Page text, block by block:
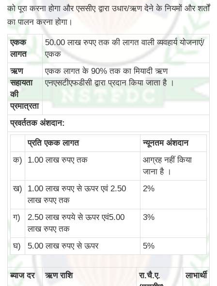
को पूरा करना होगा और एससीए द्वारा उधार/ऋण देने के नियमों और शर्तों
का पालन करना होगा।
एकक
लागत
50.00 लाख रुपए तक की लागत वाली व्‍यवहार्य योजनाएं/
एकक
ऋण
सहायता
की
प्रमात्रता
एकक लागत के 90% तक का मियादी ऋण
एनएसटीएफडीसी द्वारा प्रदान किया जाता है ।
प्रवर्ततक अंशदान:
प्रति एकक लागत
न्‍यूनतम अंशदान
क)
1.00 लाख रुपए तक
आग्रह नहीं किया
जाना है ।
ख)
1.00 लाख रुपए से ऊपर एवं 2.50
लाख रुपए तक
2%
ग)
2.50 लाख रुपये से ऊपर एवं5.00
लाख रुपए तक
3%
घ) 5.00 लाख रुपए से ऊपर 5%
ब्‍याज दर ऋण राशि
रा.चै.ए.
लाभार्थी